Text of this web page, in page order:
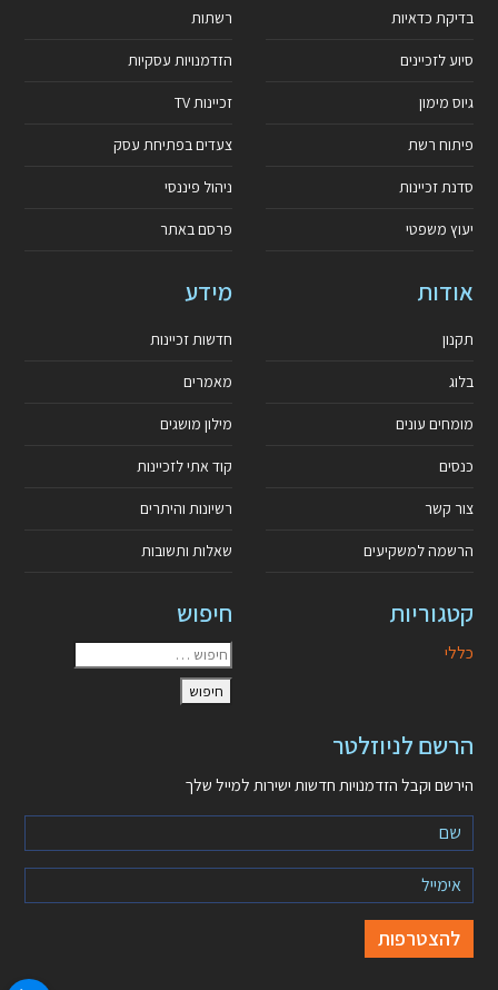
בדיקת כדאיות
סיוע לזכיינים
גיוס מימון
פיתוח רשת
סדנת זכיינות
יעוץ משפטי
רשתות
הזדמנויות עסקיות
זכיינות TV
צעדים בפתיחת עסק
ניהול פיננסי
פרסם באתר
אודות
תקנון
בלוג
מומחים עונים
כנסים
צור קשר
הרשמה למשקיעים
מידע
חדשות זכיינות
מאמרים
מילון מושגים
קוד אתי לזכיינות
רשיונות והיתרים
שאלות ותשובות
קטגוריות
כללי
חיפוש
הרשם לניוזלטר
הירשם וקבל הזדמנויות חדשות ישירות למייל שלך